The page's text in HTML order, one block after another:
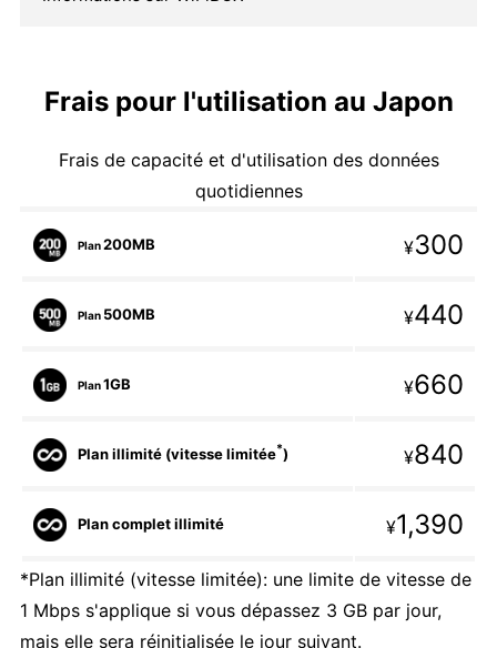
Frais pour l'utilisation au Japon
Frais de capacité et d'utilisation des données
quotidiennes
Plan200MB ¥300
Plan 500MB ¥440
Plan1GB ¥660
Plan illimité (vitesse limitée*) ¥840
Plan complet illimité ¥1,390
*Plan illimité (vitesse limitée): une limite de vitesse de
1 Mbps s'applique si vous dépassez 3 GB par jour,
mais elle sera réinitialisée le jour suivant.